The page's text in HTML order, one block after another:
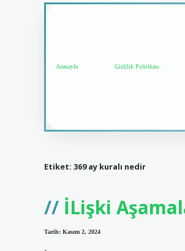
Anasayfa Gizlilik Politikası
Etiket: 369 ay kuralı nedir
İLişki
Tarih: Kasım 2, 2024